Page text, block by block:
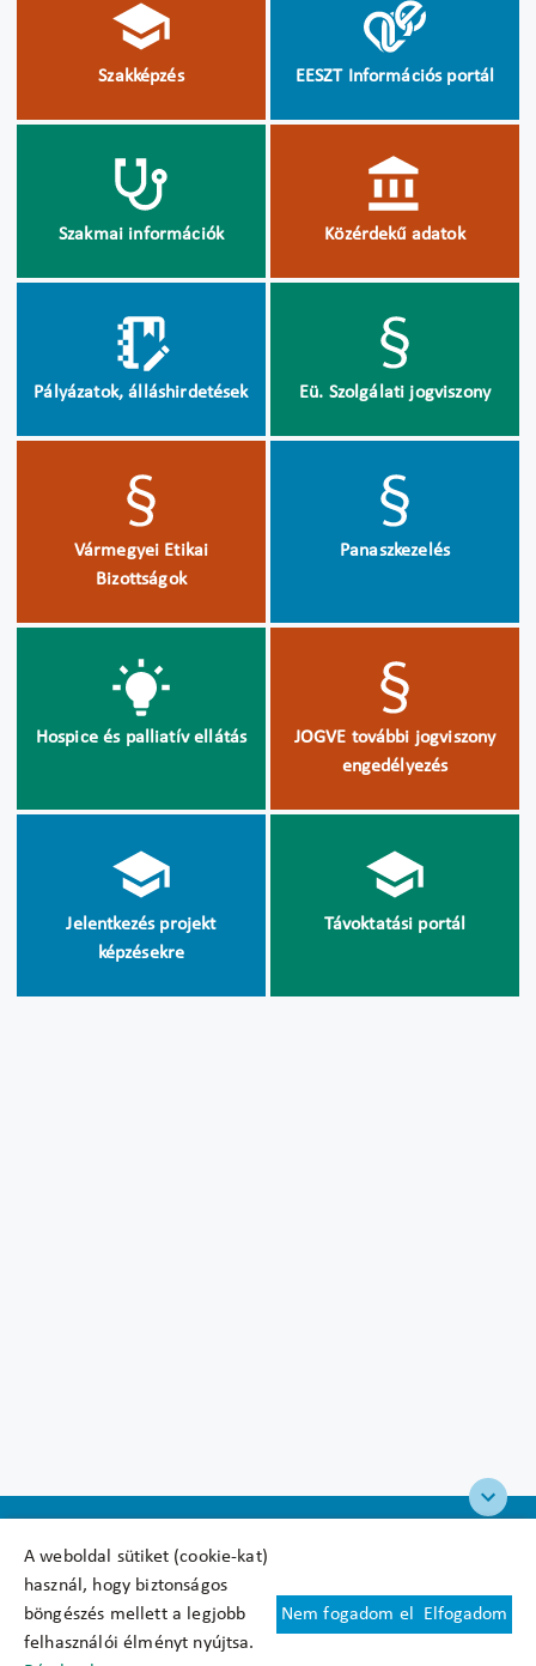
A weboldal sütiket (cookie-kat)
használ, hogy biztonságos
böngészés mellett a legjobb
felhasználói élményt nyújtsa.
Nem fogadom el Elfogadom
Szakképzés EESZT Információs portál
Szakmai információk Közérdekű adatok
Pályázatok, álláshirdetések Eü. Szolgálati jogviszony
Vármegyei Etikai
Bizottságok
Panaszkezelés
Hospice és palliatív ellátás
JOGVE további jogviszony
engedélyezés
Jelentkezés projekt
képzésekre
Távoktatási portál
Felhasználási feltételek